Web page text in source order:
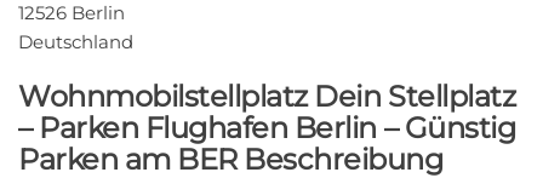
12526 Berlin
Deutschland
Wohnmobilstellplatz Dein Stellplatz
– Parken Flughafen Berlin – Günstig
Parken am BER Beschreibung